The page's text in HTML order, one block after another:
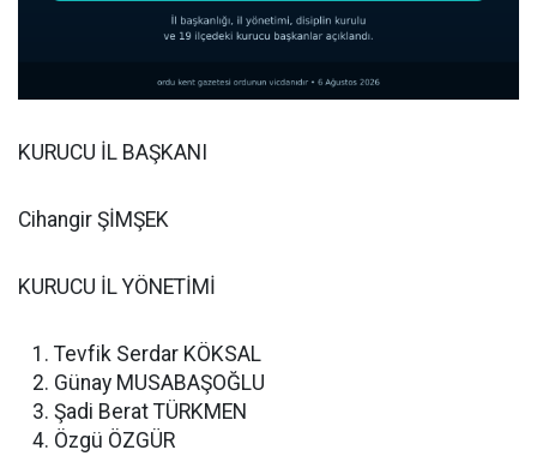
KURUCU İL BAŞKANI
Cihangir ŞİMŞEK
KURUCU İL YÖNETİMİ
Tevfik Serdar KÖKSAL
Günay MUSABAŞOĞLU
Şadi Berat TÜRKMEN
Özgü ÖZGÜR